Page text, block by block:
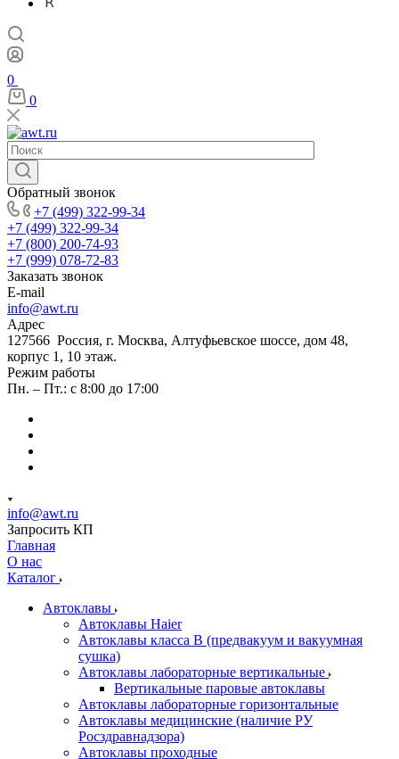
0
0
Обратный звонок
+7 (499) 322-99-34
+7 (499) 322-99-34
+7 (800) 200-74-93
+7 (999) 078-72-83
Заказать звонок
E-mail
info@awt.ru
Адрес
127566 Россия, г. Москва, Алтуфьевское шоссе, дом 48,
корпус 1, 10 этаж.
Режим работы
Пн. – Пт.: с 8:00 до 17:00
info@awt.ru
Запросить КП
Главная
О нас
Каталог
Автоклавы
Автоклавы Haier
Автоклавы класса B (предвакуум и вакуумная
сушка)
Автоклавы лабораторные вертикальные
Вертикальные паровые автоклавы
Автоклавы лабораторные горизонтальные
Автоклавы медицинские (наличие РУ
Росздравнадзора)
Автоклавы проходные